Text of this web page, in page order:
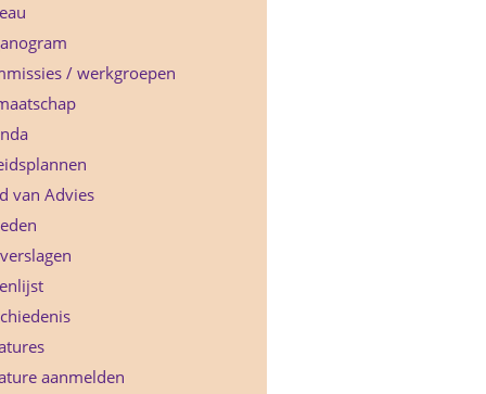
/ werkgroepen
van Advies
aanmelden